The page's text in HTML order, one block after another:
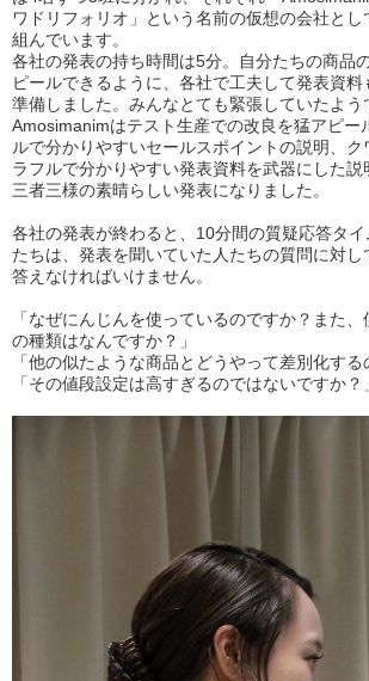
ワドリフォリオ」という名前の仮想の会社とし
組んでいます。
各社の発表の持ち時間は5分。自分たちの商品
ピールできるように、各社で工夫して発表資
準備しました。みんなとても緊張していたよう
Amosimanimはテスト生産での改良を猛アピー
ルで分かりやすいセールスポイントの説明、ク
ラフルで分かりやすい発表資料を武器にした説
三者三様の素晴らしい発表になりました。
各社の発表が終わると、10分間の質疑応答タ
たちは、発表を聞いていた人たちの質問に対し
答えなければいけません。
「なぜにんじんを使っているのですか？また
の種類はなんですか？」
「他の似たような商品とどうやって差別化する
「その値段設定は高すぎるのではないですか？」